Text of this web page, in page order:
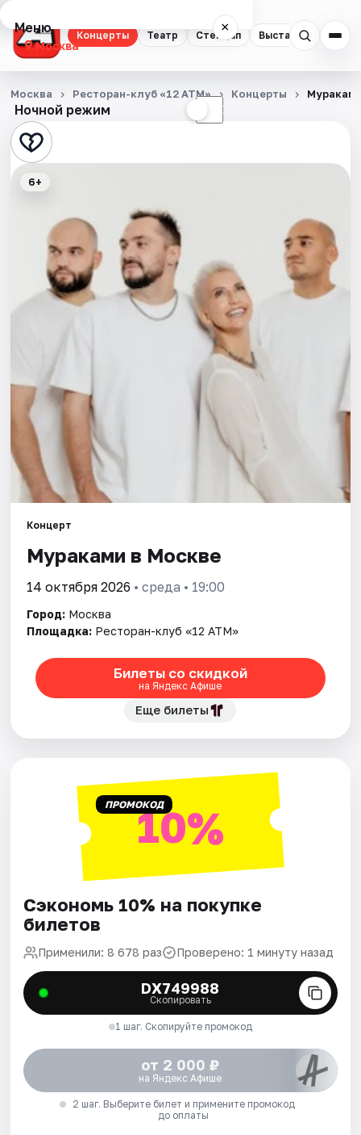
Концерты Театр Стендап Выставки
Меню ×
Москва
Концерты
Театр
Стендап
Квесты
Экскурсии
Города
Площадки
Артисты
Ночной режим ☾
Москва Ресторан-клуб «12 АТМ» Концерты
6+
Концерт
Мураками в Москве
14 октября 2026 • среда • 19:00
Город: Москва
Площадка: Ресторан-клуб «12 АТМ»
Билеты со скидкой
на Яндекс Афише
Еще билеты
ПРОМОКОД10%
Сэкономь 10% на покупке
билетов
Применили: 8 678 раз Проверено: 1 минуту назад
DX749988
Скопировать
1 шаг. Скопируйте промокод
от 2 000 ₽
на Яндекс Афише
2 шаг. Выберите билет и примените промокод
до оплаты